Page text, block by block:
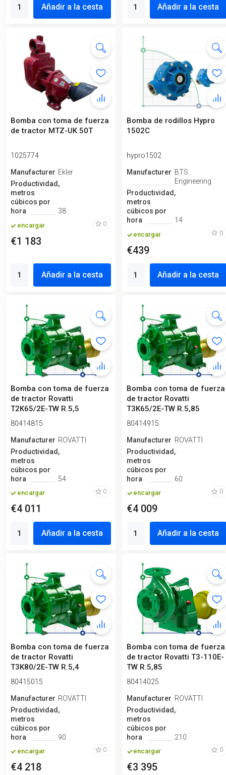
Añadir a la cesta Añadir a la cesta
Bomba con toma de fuerza
de tractor MTZ-UK 50T
1025774
ManufactureroEkler
Productividad,
metros
cúbicos por
hora
38
encargar 0
€1 183
Añadir a la cesta
Bomba de rodillos Hypro
1502C
hypro1502
ManufactureroBTS
Engineering
Productividad,
metros
cúbicos por
hora
14
encargar 0
€439
Añadir a la cesta
Bomba con toma de fuerza
de tractor Rovatti
T2K65/2E-TW R.5,5
80414815
ManufactureroROVATTI
Productividad,
metros
cúbicos por
hora
54
encargar 0
€4 011
Añadir a la cesta
Bomba con toma de fuerza
de tractor Rovatti
T3K65/2E-TW R.5,85
80414915
ManufactureroROVATTI
Productividad,
metros
cúbicos por
hora
60
encargar 0
€4 009
Añadir a la cesta
Bomba con toma de fuerza
de tractor Rovatti
T3K80/2E-TW R.5,4
80415015
ManufactureroROVATTI
Productividad,
metros
cúbicos por
hora
90
encargar 0
€4 218
Bomba con toma de fuerza
de tractor Rovatti T3-110E-
TW R.5,85
80414025
ManufactureroROVATTI
Productividad,
metros
cúbicos por
hora
210
encargar 0
€3 395